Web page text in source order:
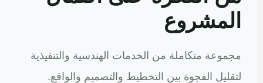
المشروع
مجموعة متكاملة من الخدمات الهندسية والتنفيذية
لتقليل الفجوة بين التخطيط والتصميم والواقع.